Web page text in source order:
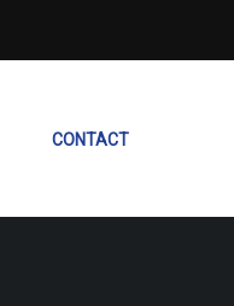
CONTACT